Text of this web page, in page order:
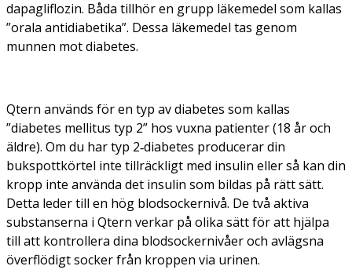
dapagliflozin. Båda tillhör en grupp läkemedel som kallas
”orala antidiabetika”. Dessa läkemedel tas genom
munnen mot diabetes.
Qtern används för en typ av diabetes som kallas
”diabetes mellitus typ 2” hos vuxna patienter (18 år och
äldre). Om du har typ 2‑diabetes producerar din
bukspottkörtel inte tillräckligt med insulin eller så kan din
kropp inte använda det insulin som bildas på rätt sätt.
Detta leder till en hög blodsockernivå. De två aktiva
substanserna i Qtern verkar på olika sätt för att hjälpa
till att kontrollera dina blodsockernivåer och avlägsna
överflödigt socker från kroppen via urinen.